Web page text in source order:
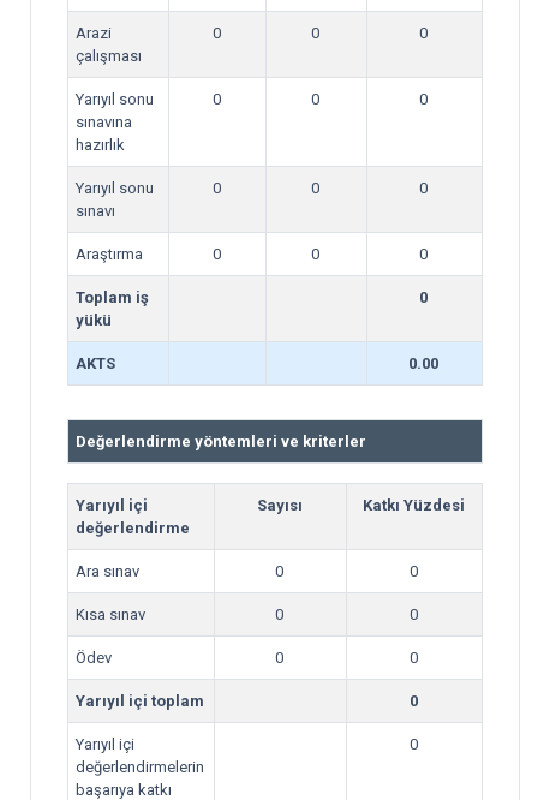
Arazi
çalışması
0 0 0
Yarıyıl sonu
sınavına
hazırlık
0 0 0
Yarıyıl sonu
sınavı
0 0 0
Araştırma 0 0 0
Toplam iş
yükü
0
AKTS 0.00
Değerlendirme yöntemleri ve kriterler
Yarıyıl içi
değerlendirme
Sayısı Katkı Yüzdesi
Ara sınav 0 0
Kısa sınav 0 0
Ödev 0 0
Yarıyıl içi toplam 0
Yarıyıl içi
değerlendirmelerin
başarıya katkı
0